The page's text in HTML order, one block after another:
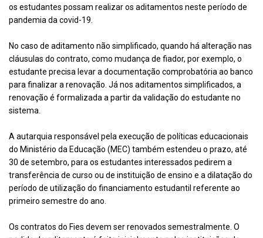
os estudantes possam realizar os aditamentos neste período de
pandemia da covid-19.
No caso de aditamento não simplificado, quando há alteração nas
cláusulas do contrato, como mudança de fiador, por exemplo, o
estudante precisa levar a documentação comprobatória ao banco
para finalizar a renovação. Já nos aditamentos simplificados, a
renovação é formalizada a partir da validação do estudante no
sistema.
A autarquia responsável pela execução de políticas educacionais
do Ministério da Educação (MEC) também estendeu o prazo, até
30 de setembro, para os estudantes interessados pedirem a
transferência de curso ou de instituição de ensino e a dilatação do
período de utilização do financiamento estudantil referente ao
primeiro semestre do ano.
Os contratos do Fies devem ser renovados semestralmente. O